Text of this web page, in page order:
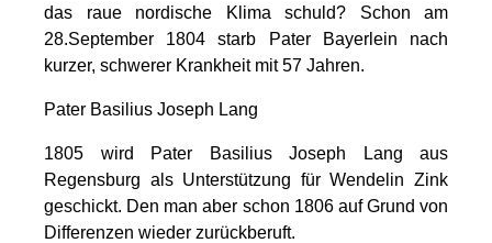
das raue nordische Klima schuld? Schon am
28.September 1804 starb Pater Bayerlein nach
kurzer, schwerer Krankheit mit 57 Jahren.
Pater Basilius Joseph Lang
1805 wird Pater Basilius Joseph Lang aus
Regensburg als Unterstützung für Wendelin Zink
geschickt. Den man aber schon 1806 auf Grund von
Differenzen wieder zurückberuft.